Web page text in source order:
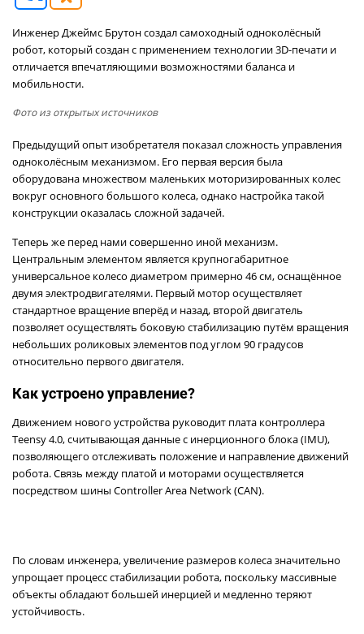
Инженер Джеймс Брутон создал самоходный одноколёсный
робот, который создан с применением технологии 3D-печати и
отличается впечатляющими возможностями баланса и
мобильности.
Фото из открытых источников
Предыдущий опыт изобретателя показал сложность управления
одноколёсным механизмом. Его первая версия была
оборудована множеством маленьких моторизированных колес
вокруг основного большого колеса, однако настройка такой
конструкции оказалась сложной задачей.
Теперь же перед нами совершенно иной механизм.
Центральным элементом является крупногабаритное
универсальное колесо диаметром примерно 46 см, оснащённое
двумя электродвигателями. Первый мотор осуществляет
стандартное вращение вперёд и назад, второй двигатель
позволяет осуществлять боковую стабилизацию путём вращения
небольших роликовых элементов под углом 90 градусов
относительно первого двигателя.
Как устроено управление?
Движением нового устройства руководит плата контроллера
Teensy 4.0, считывающая данные с инерционного блока (IMU),
позволяющего отслеживать положение и направление движений
робота. Связь между платой и моторами осуществляется
посредством шины Controller Area Network (CAN).
По словам инженера, увеличение размеров колеса значительно
упрощает процесс стабилизации робота, поскольку массивные
объекты обладают большей инерцией и медленно теряют
устойчивость.